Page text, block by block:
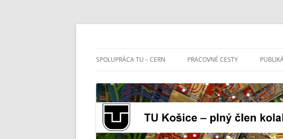
SPOLUPRÁCA TU – CERN PRACOVNÉ CESTY